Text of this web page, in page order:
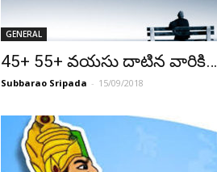
GENERAL
45+ 55+ వయసు దాటిన వారికి…
Subbarao Sripada - 15/09/2018